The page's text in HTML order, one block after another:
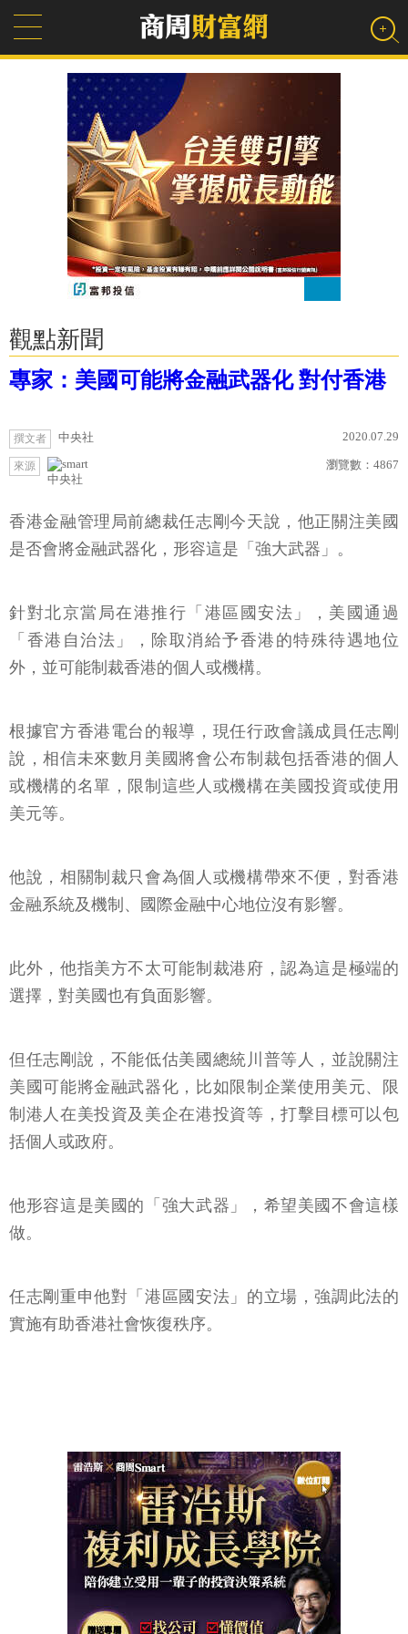
觀點新聞
專家：美國可能將金融武器化 對付香港
撰文者 中央社 2020.07.29
來源
中央社
瀏覽數： 4867
香港金融管理局前總裁任志剛今天說，他正關注美國
是否會將金融武器化，形容這是「強大武器」。
針對北京當局在港推行「港區國安法」，美國通過
「香港自治法」，除取消給予香港的特殊待遇地位
外，並可能制裁香港的個人或機構。
根據官方香港電台的報導，現任行政會議成員任志剛
說，相信未來數月美國將會公布制裁包括香港的個人
或機構的名單，限制這些人或機構在美國投資或使用
美元等。
他說，相關制裁只會為個人或機構帶來不便，對香港
金融系統及機制、國際金融中心地位沒有影響。
此外，他指美方不太可能制裁港府，認為這是極端的
選擇，對美國也有負面影響。
但任志剛說，不能低估美國總統川普等人，並說關注
美國可能將金融武器化，比如限制企業使用美元、限
制港人在美投資及美企在港投資等，打擊目標可以包
括個人或政府。
他形容這是美國的「強大武器」，希望美國不會這樣
做。
任志剛重申他對「港區國安法」的立場，強調此法的
實施有助香港社會恢復秩序。